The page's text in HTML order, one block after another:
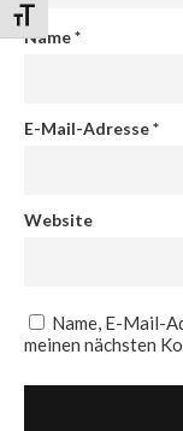
Schrift vergrößern
Name*
E-Mail-Adresse*
Website
Name, E-Mail-
meinen nächsten